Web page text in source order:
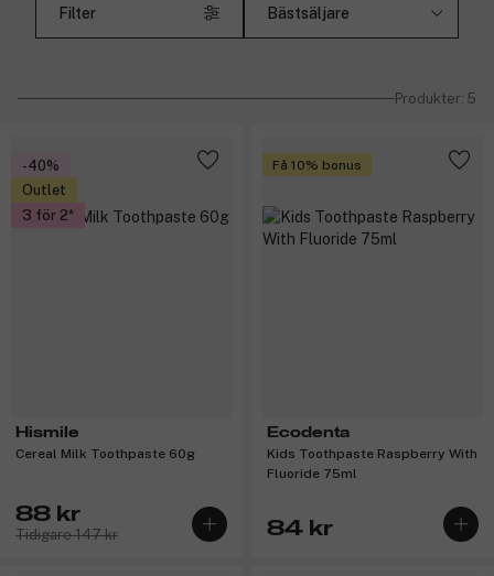
Filter
Produkter: 5
-40%
Outlet
3 för 2
Hismile
Cereal Milk Toothpaste 60g
88 kr
Tidigare 147 kr
Få 10% bonus
Ecodenta
Kids Toothpaste Raspberry With
Fluoride 75ml
84 kr